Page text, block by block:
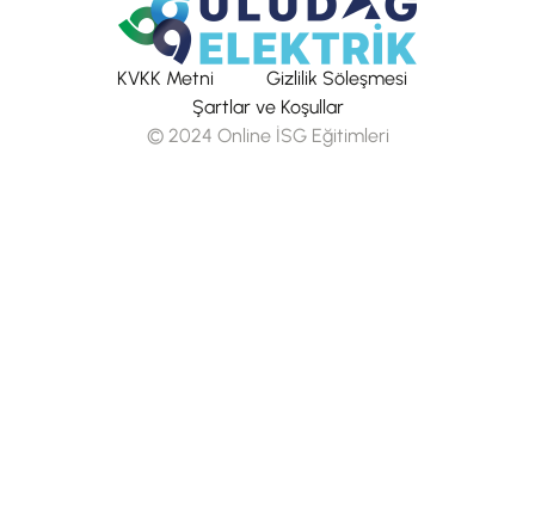
KVKK Metni
Gizlilik Söleşmesi
Şartlar ve Koşullar
© 2024 Online İSG Eğitimleri